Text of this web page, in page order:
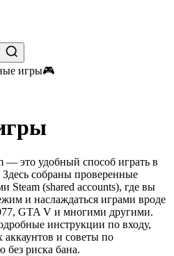
игры🎮
— это удобный способ играть в
собраны проверенные
Steam (shared accounts), где вы
и наслаждаться играми вроде
GTA V и многими другими.
инструкции по входу,
аккаунтов и советы по
без риска бана.